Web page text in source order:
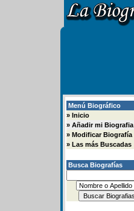
Menú Biográfico
» Inicio
» Añadir mi Biografia
» Modificar Biografía
» Las más Buscadas
Busca Biografías